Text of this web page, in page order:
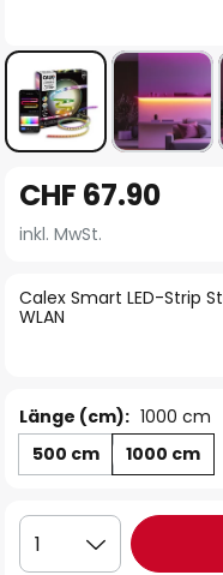
Anfang
der
springen
Calex Smart LED-Strip
WLAN
CHF 67.90
inkl. MwSt.
Länge (cm): 1000 cm
500 cm
1000 cm
1